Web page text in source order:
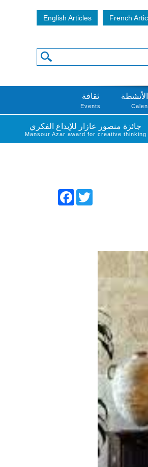
English Articles French
الأنشطة ثقافة
Events
جائزة منصور عازار للإبداع الفكري
Mansour Azar award for creative thinking
FacebookTwitter